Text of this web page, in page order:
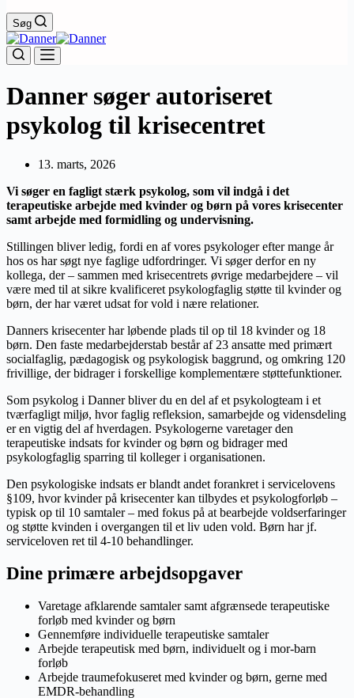
Søg
Danner søger autoriseret
psykolog til krisecentret
13. marts, 2026
Vi søger en fagligt stærk psykolog, som vil indgå i det
terapeutiske arbejde med kvinder og børn på vores krisecenter
samt arbejde med formidling og undervisning.
Stillingen bliver ledig, fordi en af vores psykologer efter mange år
hos os har søgt nye faglige udfordringer. Vi søger derfor en ny
kollega, der – sammen med krisecentrets øvrige medarbejdere – vil
være med til at sikre kvalificeret psykologfaglig støtte til kvinder og
børn, der har været udsat for vold i nære relationer.
Danners krisecenter har løbende plads til op til 18 kvinder og 18
børn. Den faste medarbejderstab består af 23 ansatte med primært
socialfaglig, pædagogisk og psykologisk baggrund, og omkring 120
frivillige, der bidrager i forskellige komplementære støttefunktioner.
Som psykolog i Danner bliver du en del af et psykologteam i et
tværfagligt miljø, hvor faglig refleksion, samarbejde og vidensdeling
er en vigtig del af hverdagen. Psykologerne varetager den
terapeutiske indsats for kvinder og børn og bidrager med
psykologfaglig sparring til kolleger i organisationen.
Den psykologiske indsats er blandt andet forankret i servicelovens
§109, hvor kvinder på krisecenter kan tilbydes et psykologforløb –
typisk op til 10 samtaler – med fokus på at bearbejde voldserfaringer
og støtte kvinden i overgangen til et liv uden vold. Børn har jf.
serviceloven ret til 4-10 behandlinger.
Dine primære arbejdsopgaver
Varetage afklarende samtaler samt afgrænsede terapeutiske
forløb med kvinder og børn
Gennemføre individuelle terapeutiske samtaler
Arbejde terapeutisk med børn, individuelt og i mor-barn
forløb
Arbejde traumefokuseret med kvinder og børn, gerne med
EMDR-behandling